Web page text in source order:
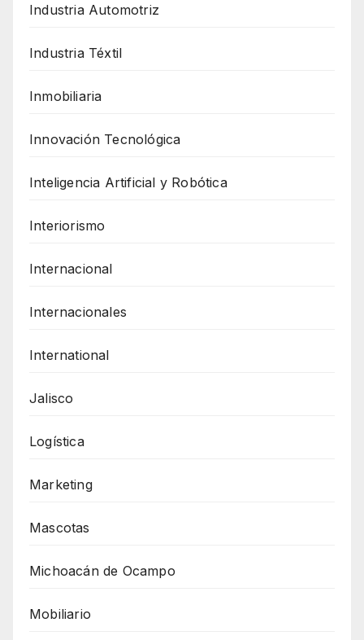
Industria Automotriz
Industria Téxtil
Inmobiliaria
Innovación Tecnológica
Inteligencia Artificial y Robótica
Interiorismo
Internacional
Internacionales
International
Jalisco
Logística
Marketing
Mascotas
Michoacán de Ocampo
Mobiliario